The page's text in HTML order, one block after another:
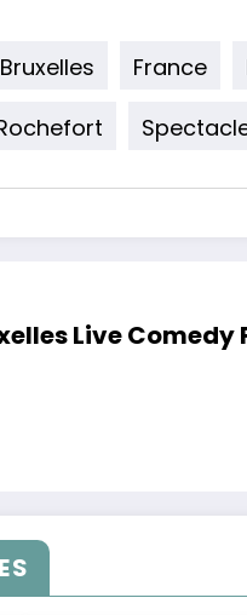
Bruxelles France
Live